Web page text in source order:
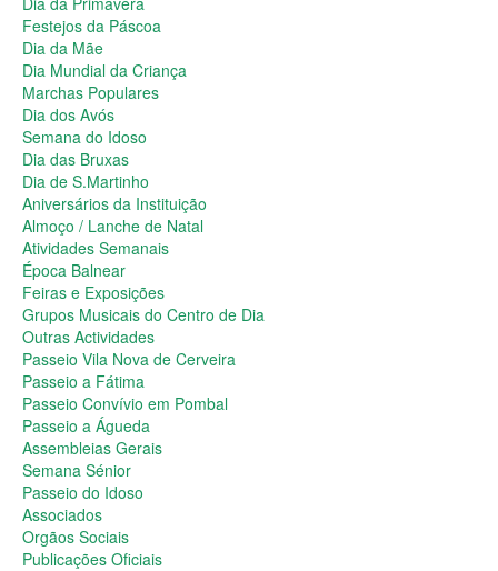
Dia das Bruxas
Dia de S.Martinho
Aniversários da Instituição
Almoço / Lanche de Natal
Atividades Semanais
Época Balnear
Feiras e Exposições
Grupos Musicais do Centro de Dia
Outras Actividades
Passeio Vila Nova de Cerveira
Passeio a Fátima
Passeio Convívio em Pombal
Passeio a Águeda
Assembleias Gerais
Semana Sénior
Passeio do Idoso
Associados
Orgãos Sociais
Publicações Oficiais
Contactos
Festejos da Páscoa
Dia da Mãe
Dia Mundial da Criança
Marchas Populares
Dia dos Avós
Semana do Idoso
Dia das Bruxas
Dia de S.Martinho
Aniversários da Instituição
Almoço / Lanche de Natal
Atividades Semanais
Época Balnear
Feiras e Exposições
Grupos Musicais do Centro de Dia
Outras Actividades
Passeio Vila Nova de Cerveira
Passeio a Fátima
Passeio Convívio em Pombal
Passeio a Águeda
Assembleias Gerais
Semana Sénior
Passeio do Idoso
Associados
Orgãos Sociais
Publicações Oficiais